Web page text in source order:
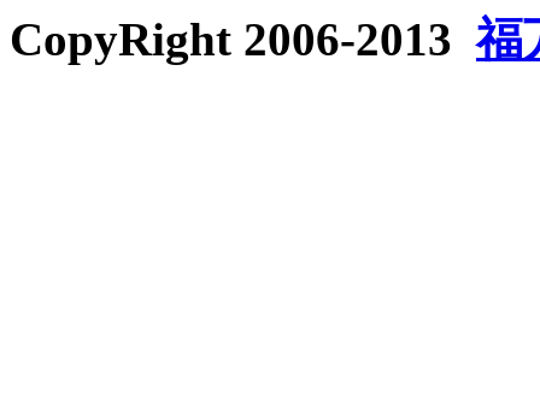
CopyRight 2006-2013福